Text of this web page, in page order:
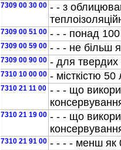
7309 00 30 00 - - з
7309 00 51 00 - - - понад
7309 00 59 00 - - - не бiльш
7309 00 90 00 - для твердих
7310 10 00 00 - мiсткiстю
7310 21 11 00 - - - що
7310 21 19 00 - - - що
7310 21 91 00 - - - - менш як